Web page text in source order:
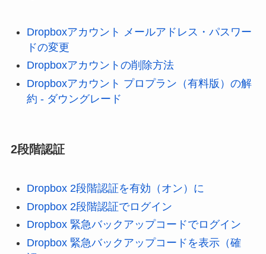
Dropboxアカウント メールアドレス・パスワー
ドの変更
Dropboxアカウントの削除方法
Dropboxアカウント プロプラン（有料版）の解
約 - ダウングレード
2段階認証
Dropbox 2段階認証を有効（オン）に
Dropbox 2段階認証でログイン
Dropbox 緊急バックアップコードでログイン
Dropbox 緊急バックアップコードを表示（確